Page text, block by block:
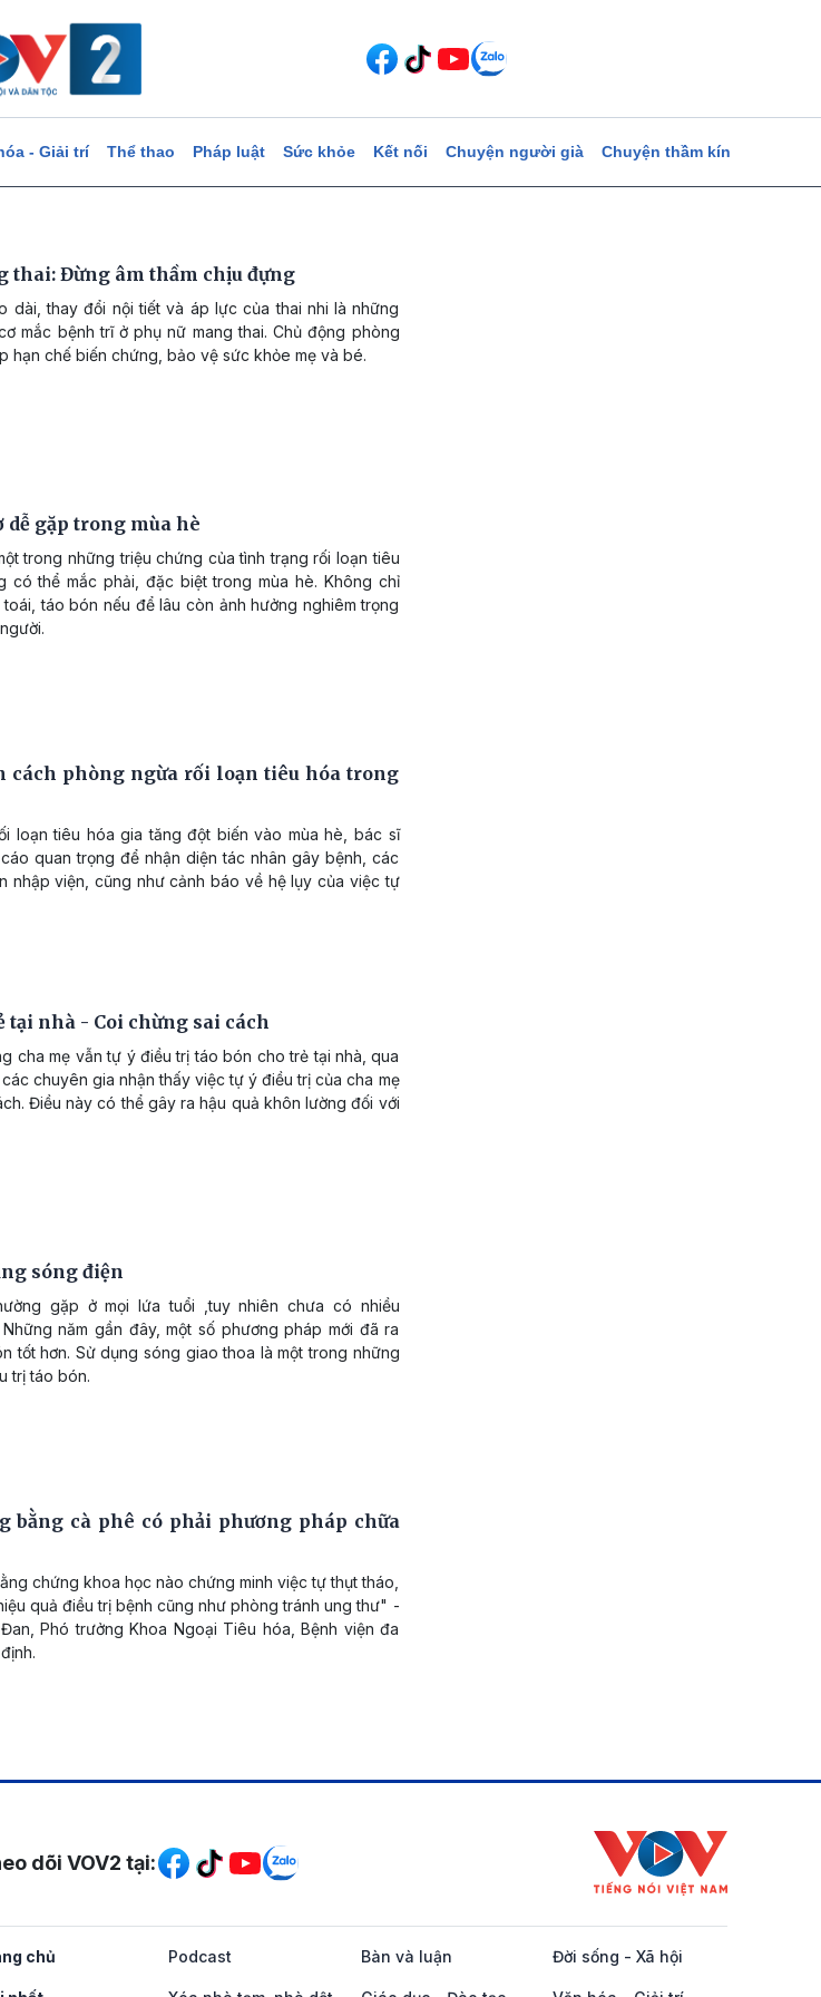
- Giải trí Thể thao Pháp luật Sức khỏe Kết nối Chuyện người già Chuyện thầm kín
thai: Đừng âm thầm chịu đựng
dài, thay đổi nội tiết và áp lực của thai nhi là những
mắc bệnh trĩ ở phụ nữ mang thai. Chủ động phòng
hạn chế biến chứng, bảo vệ sức khỏe mẹ và bé.
dễ gặp trong mùa hè
trong những triệu chứng của tình trạng rối loạn tiêu
có thể mắc phải, đặc biệt trong mùa hè. Không chỉ
táo bón nếu để lâu còn ảnh hưởng nghiêm trọng
cách phòng ngừa rối loạn tiêu hóa trong
loạn tiêu hóa gia tăng đột biến vào mùa hè, bác sĩ
quan trọng để nhận diện tác nhân gây bệnh, các
nhập viện, cũng như cảnh báo về hệ lụy của việc tự
tại nhà - Coi chừng sai cách
cha mẹ vẫn tự ý điều trị táo bón cho trẻ tại nhà, qua
chuyên gia nhận thấy việc tự ý điều trị của cha mẹ
Điều này có thể gây ra hậu quả khôn lường đối với
sóng điện
gặp ở mọi lứa tuổi ,tuy nhiên chưa có nhiều
năm gần đây, một số phương pháp mới đã ra
tốt hơn. Sử dụng sóng giao thoa là một trong những
trị táo bón.
bằng cà phê có phải phương pháp chữa
chứng khoa học nào chứng minh việc tự thụt tháo,
quả điều trị bệnh cũng như phòng tránh ung thư" -
Phó trưởng Khoa Ngoại Tiêu hóa, Bệnh viện đa
xã hội
dõi VOV2 tại:
chủ Podcast Bàn và luận Đời sống - Xã hội